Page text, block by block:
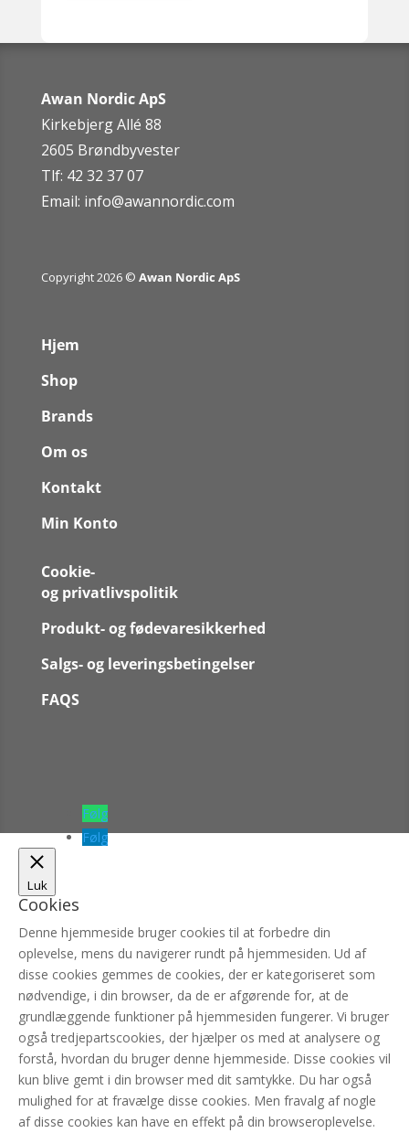
Awan Nordic ApS
Kirkebjerg Allé 88
2605 Brøndbyvester
Tlf: 42 32 37 07
Email: info@awannordic.com
Copyright 2026 © Awan Nordic ApS
Hjem
Shop
Brands
Om os
Kontakt
Min Konto
Cookie-
og privatlivspolitik
Produkt- og fødevaresikkerhed
Salgs- og leveringsbetingelser
FAQS
Følg
Følg
Luk
Cookies
Denne hjemmeside bruger cookies til at forbedre din
oplevelse, mens du navigerer rundt på hjemmesiden. Ud af
disse cookies gemmes de cookies, der er kategoriseret som
nødvendige, i din browser, da de er afgørende for, at de
grundlæggende funktioner på hjemmesiden fungerer. Vi bruger
også tredjepartscookies, der hjælper os med at analysere og
forstå, hvordan du bruger denne hjemmeside. Disse cookies vil
kun blive gemt i din browser med dit samtykke. Du har også
mulighed for at fravælge disse cookies. Men fravalg af nogle
af disse cookies kan have en effekt på din browseroplevelse.